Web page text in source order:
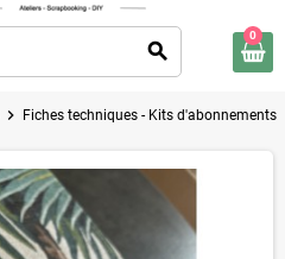
search
0
chevron_right Fiches techniques - Kits d'abonnements